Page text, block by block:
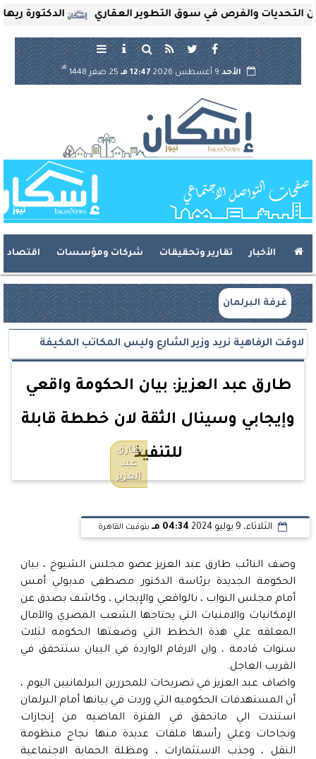
الدكتورة ريهام والفرص في سوق التطوير العقاري
الأحد9 أغسطس 2026 12:47 مـ 25 صفر 1448
هـ
الأخبار تقارير وتحقيقات شركات ومؤسسات اقتصاد
غرفة البرلمان
لاوقت الرفاهية نريد وزير الشارع وليس المكاتب المكيفة
طارق عبد العزيز: بيان الحكومة واقعي
وإيجابي وسينال الثقة لان خططة قابلة
للتنفيذطارق
عبد
العزيز
الثلاثاء، 9 يوليو 2024 04:34 مـ بتوقيت القاهرة
وصف النائب طارق عبد العزيز عضو مجلس الشيوخ ، بيان
الحكومة الجديدة برئاسة الدكتور مصطفى مدبولي أمس
أمام مجلس النواب ، بالواقعي والإيجابي ، وكاشف بصدق عن
الإمكانيات والامنيات التي يحتاجها الشعب المصري والآمال
المعلقه علي هذة الخطط التي وضعتها الحكومه لثلاث
سنوات قادمة ، وان الارقام الواردة في البيان ستتحقق في
القريب العاجل.
واضاف عبد العزيز في تصريحات للمحررين البرلمانيين اليوم ،
أن المستهدفات الحكوميه التي وردت في بيانها أمام البرلمان
استندت الي ماتحقق في الفترة الماضيه من إنجازات
ونجاحات وعلي رأسها ملفات عديدة منها نجاح منظومة
النقل ، وجذب الاستثمارات ، ومظلة الحماية الاجتماعية